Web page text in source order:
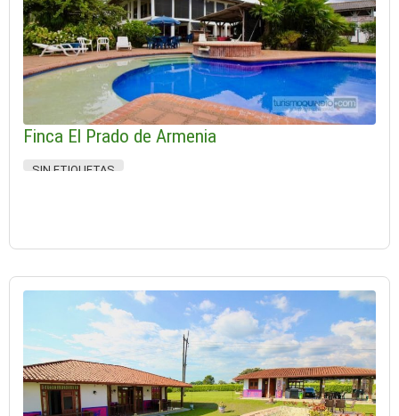
Finca El Prado de Armenia
SIN ETIQUETAS